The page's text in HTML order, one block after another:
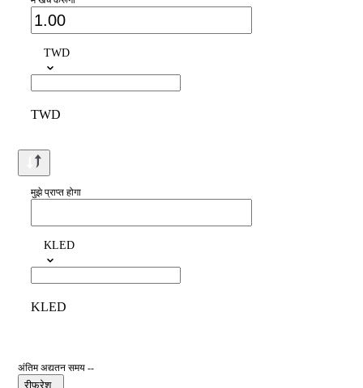
TWD
TWD
मुझे प्राप्त होगा
KLED
KLED
अंतिम अद्यतन समय --
रीफ्रेश